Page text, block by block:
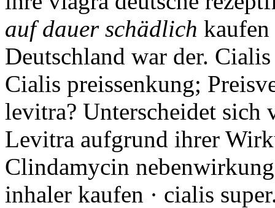
auf dauer schädlich
Deutschland war der.
Cialis preissenkung;
levitra? Unterscheidet sich
Levitra aufgrund ihrer
Clindamycin
inhaler kaufen · cialis